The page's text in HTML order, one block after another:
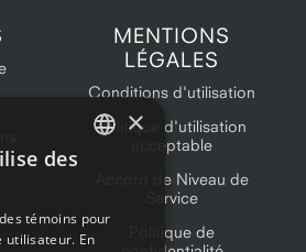
MENTIONS
LÉGALES
Conditions d'utilisation
Politique d'utilisation
acceptable
Accord de Niveau de
Service
Politique de
×
des
témoins pour
utilisateur. En